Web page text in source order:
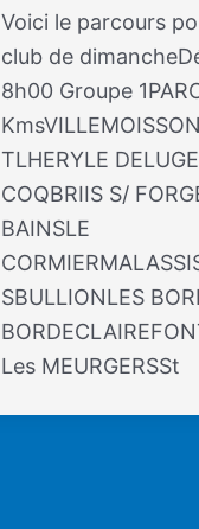
Voici le parcours
club de
8h00 Groupe
TLHERYLE
COQBRIIS S/
BAINSLE
SBULLIONLES
Les MEURGERSSt